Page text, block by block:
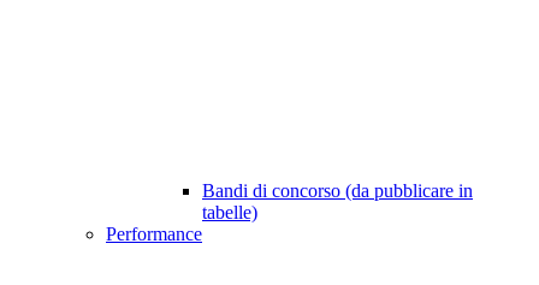
Bandi di concorso (da pubblicare in
tabelle)
Performance